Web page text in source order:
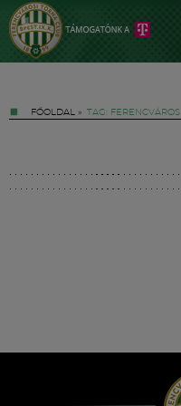
FŐOLDAL » TAG: FERENCVÁROS
Hírek